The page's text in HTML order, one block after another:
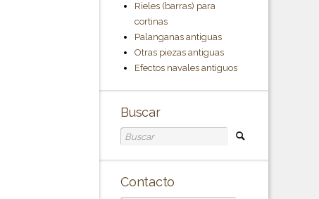
Rieles (barras) para
cortinas
Palanganas antiguas
Otras piezas antiguas
Efectos navales antiguos
Buscar
Contacto